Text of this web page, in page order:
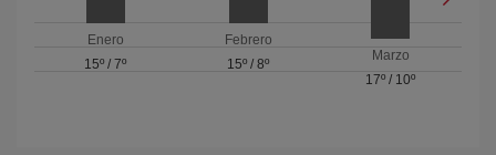
Enero
15º /7º
Febrero
15º / 8º
Marzo
17º / 10º